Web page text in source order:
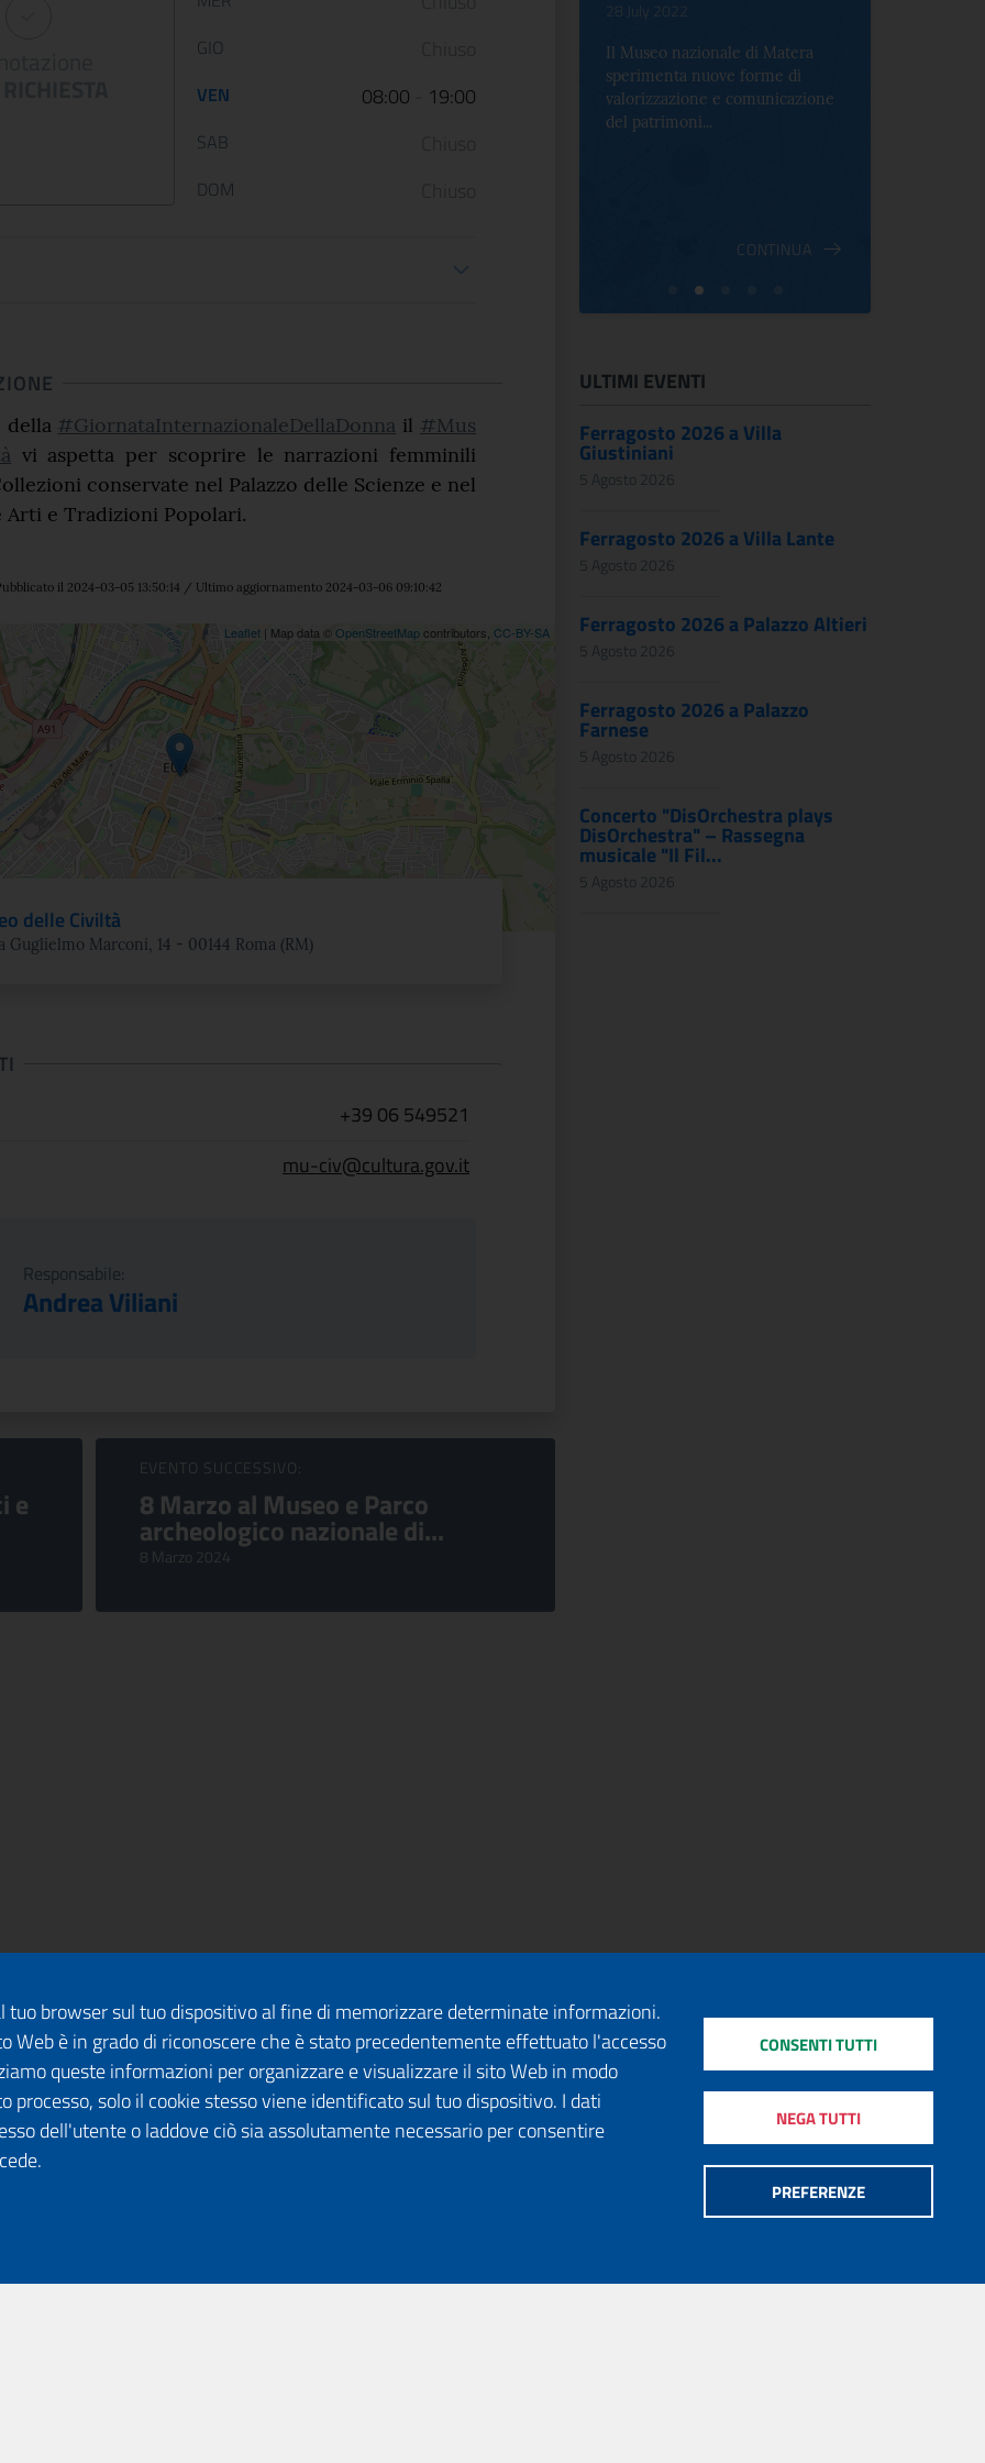
GIO
VEN 08:00 19:00
SAB
DOM
apertura
della #GiornataInternazionaleDellaDonna il #Mus
vi aspetta per scoprire le narrazioni femminili
conservate nel Palazzo delle Scienze e nel
Arti e Tradizioni Popolari.
il 2024-03-05 13:50:14 / Ultimo aggiornamento 2024-03-06 09:10:42
Leaflet | Map data © OpenStreetMapcontributors, CC-BY-SA
delle Civiltà
Guglielmo Marconi, 14 - 00144 Roma (RM)
+39 06 549521
mu-civ@cultura.gov.it
Responsabile:
Andrea Viliani
e
EVENTO SUCCESSIVO:
8 Marzo al Museo e Parco
archeologico nazionale di...
8 Marzo 2024
presentano ARTE LIBERATA
Gallerie Nazionali di Arte Antica
28 July 2022
Il Museo nazionale di Matera
sperimenta nuove forme di
valorizzazione e comunicazione
del patrimoni...
CONTINUA
ULTIMI EVENTI
Ferragosto 2026 a Villa
Giustiniani
5 Agosto 2026
Ferragosto 2026 a Villa Lante
5 Agosto 2026
Ferragosto 2026 a Palazzo Altieri
5 Agosto 2026
Ferragosto 2026 a Palazzo
Farnese
5 Agosto 2026
Concerto "DisOrchestra plays
DisOrchestra" – Rassegna
musicale "Il Fil...
5 Agosto 2026
browser sul tuo dispositivo al fine di memorizzare determinate informazioni.
è in grado di riconoscere che è stato precedentemente effettuato l'accesso
queste informazioni per organizzare e visualizzare il sito Web in modo
solo il cookie stesso viene identificato sul tuo dispositivo. I dati
dell'utente o laddove ciò sia assolutamente necessario per consentire
PREFERENZE
NEGA TUTTI
CONSENTI TUTTI